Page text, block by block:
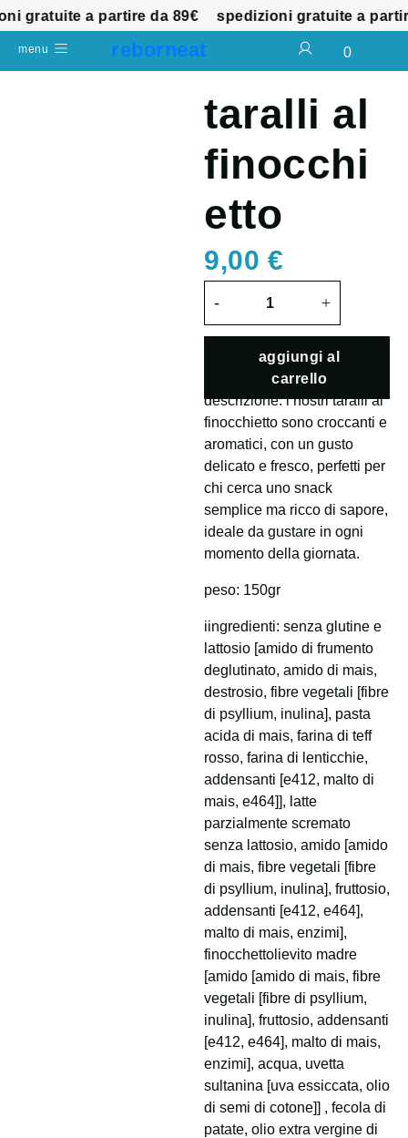
gratuite a partire da 89€ spedizioni gratuite a partire
menu reborneat 0
taralli al
finocchi
etto
9,00 €
- +
aggiungi al
carrello
descrizione: i nostri taralli al
finocchietto sono croccanti e
aromatici, con un gusto
delicato e fresco, perfetti per
chi cerca uno snack
semplice ma ricco di sapore,
ideale da gustare in ogni
momento della giornata.
peso: 150gr
iingredienti: senza glutine e
lattosio [amido di frumento
deglutinato, amido di mais,
destrosio, fibre vegetali [fibre
di psyllium, inulina], pasta
acida di mais, farina di teff
rosso, farina di lenticchie,
addensanti [e412, malto di
mais, e464]], latte
parzialmente scremato
senza lattosio, amido [amido
di mais, fibre vegetali [fibre
di psyllium, inulina], fruttosio,
addensanti [e412, e464],
malto di mais, enzimi],
finocchettolievito madre
[amido [amido di mais, fibre
vegetali [fibre di psyllium,
inulina], fruttosio, addensanti
[e412, e464], malto di mais,
enzimi], acqua, uvetta
sultanina [uva essiccata, olio
di semi di cotone]] , fecola di
patate, olio extra vergine di